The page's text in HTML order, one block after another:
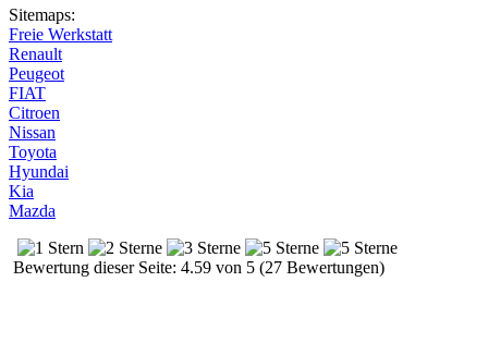
Sitemaps:
Freie Werkstatt
Renault
Peugeot
FIAT
Citroen
Nissan
Toyota
Hyundai
Kia
Mazda
Bewertung dieser Seite: 4.59 von 5 (27 Bewertungen)